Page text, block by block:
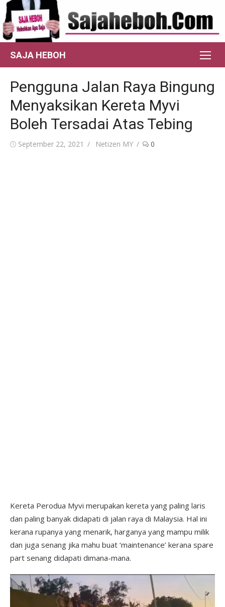
Skip
to
content
SAJA HEBOH
Pengguna Jalan Raya Bingung
Menyaksikan Kereta Myvi
Boleh Tersadai Atas Tebing
Posted
September 22, 2021 Author
Netizen MY 0
Kereta Perodua Myvi merupakan kereta yang paling laris
dan paling banyak didapati di jalan raya di Malaysia. Hal ini
kerana rupanya yang menarik, harganya yang mampu milik
dan juga senang jika mahu buat ‘maintenance’ kerana spare
part senang didapati dimana-mana.